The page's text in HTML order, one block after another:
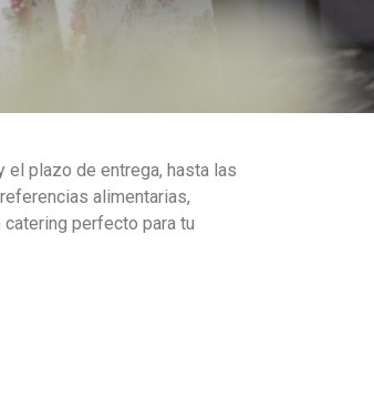
el plazo de entrega, hasta las
alimentarias,
catering perfecto para tu